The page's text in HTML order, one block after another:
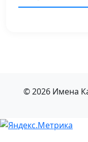
© 2026 Имена